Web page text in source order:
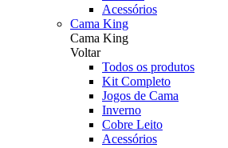
Acessórios
Cama King
Cama King
Voltar
Todos os produtos
Kit Completo
Jogos de Cama
Inverno
Cobre Leito
Acessórios